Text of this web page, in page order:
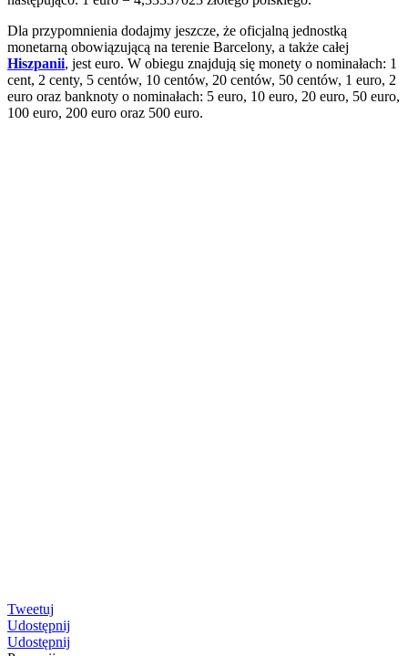
Dla przypomnienia dodajmy jeszcze, że oficjalną jednostką
monetarną obowiązującą na terenie Barcelony, a także całej
Hiszpanii, jest euro. W obiegu znajdują się monety o nominałach: 1
cent, 2 centy, 5 centów, 10 centów, 20 centów, 50 centów, 1 euro, 2
euro oraz banknoty o nominałach: 5 euro, 10 euro, 20 euro, 50 euro,
100 euro, 200 euro oraz 500 euro.
Tweetuj
Udostępnij
Udostępnij